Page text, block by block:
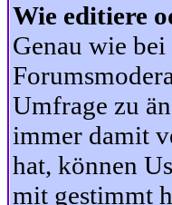
Wie editiere
Genau wie
Umfrage zu
immer damit
hat, können
mit gestimmt